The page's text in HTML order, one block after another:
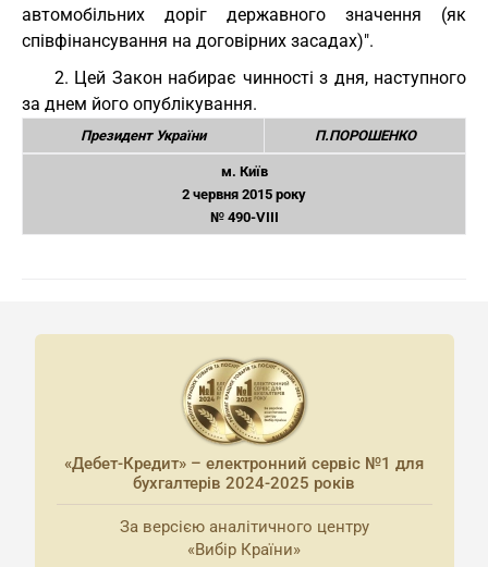
автомобільних доріг державного значення (як
співфінансування на договірних засадах)".
2. Цей Закон набирає чинності з дня, наступного
за днем його опублікування.
Президент України П.ПОРОШЕНКО
м. Київ
2 червня 2015 року
№ 490-VIII
«Дебет-Кредит» – електронний сервіс №1 для
бухгалтерів 2024-2025 років
За версією аналітичного центру
«Вибір Країни»